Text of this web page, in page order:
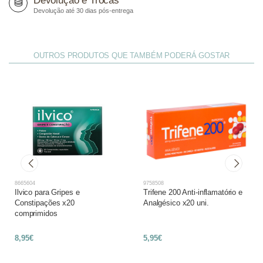
Devolução até 30 dias pós-entrega
OUTROS PRODUTOS QUE TAMBÉM PODERÁ GOSTAR
8665604
Ilvico para Gripes e
Constipações x20
comprimidos
8,95€
9758508
Trifene 200 Anti-inflamatório e
Analgésico x20 uni.
5,95€